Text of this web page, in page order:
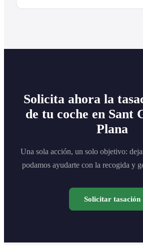
Solicita ahora la
de tu coche en Sant
Plana
Una sola acción, un solo objetivo:
podamos ayudarte con la recogida y
Solicitar tasación